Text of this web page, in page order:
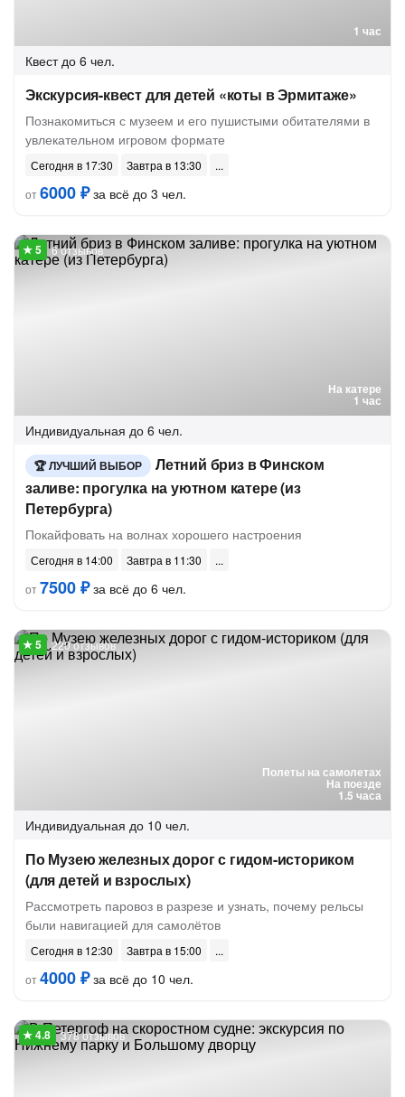
1 час
Квест до 6 чел.
Экскурсия-квест для детей «коты в Эрмитаже»
Познакомиться с музеем и его пушистыми обитателями в
увлекательном игровом формате
Сегодня в 17:30
Завтра в 13:30
от6000 ₽за всё до 3 чел.
На катере
1 час
6 отзывов
Индивидуальная до 6 чел.
ЛУЧШИЙ ВЫБОР
Летний бриз в Финском
заливе: прогулка на уютном катере (из
Петербурга)
Покайфовать на волнах хорошего настроения
Сегодня в 14:00
Завтра в 11:30
от7500 ₽за всё до 6 чел.
Полеты на самолетах
На поезде
1.5 часа
220 отзывов
Индивидуальная до 10 чел.
По Музею железных дорог с гидом-историком
(для детей и взрослых)
Рассмотреть паровоз в разрезе и узнать, почему рельсы
были навигацией для самолётов
Сегодня в 12:30
Завтра в 15:00
от4000 ₽за всё до 10 чел.
378 отзывов